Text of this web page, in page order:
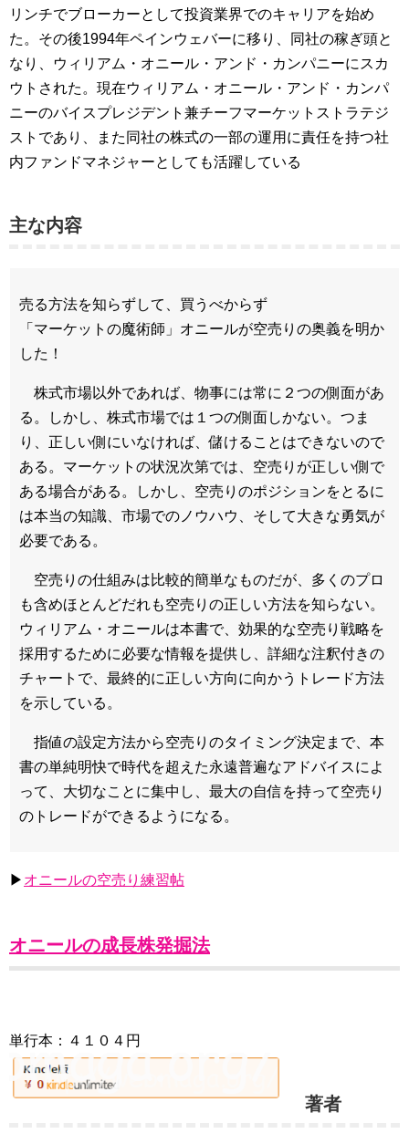
リンチでブローカーとして投資業界でのキャリアを始め
た。その後1994年ペインウェバーに移り、同社の稼ぎ頭と
なり、ウィリアム・オニール・アンド・カンパニーにスカ
ウトされた。現在ウィリアム・オニール・アンド・カンパ
ニーのバイスプレジデント兼チーフマーケットストラテジ
ストであり、また同社の株式の一部の運用に責任を持つ社
内ファンドマネジャーとしても活躍している
主な内容
売る方法を知らずして、買うべからず
「マーケットの魔術師」オニールが空売りの奥義を明か
した！
株式市場以外であれば、物事には常に２つの側面があ
る。しかし、株式市場では１つの側面しかない。つま
り、正しい側にいなければ、儲けることはできないので
ある。マーケットの状況次第では、空売りが正しい側で
ある場合がある。しかし、空売りのポジションをとるに
は本当の知識、市場でのノウハウ、そして大きな勇気が
必要である。
空売りの仕組みは比較的簡単なものだが、多くのプロ
も含めほとんどだれも空売りの正しい方法を知らない。
ウィリアム・オニールは本書で、効果的な空売り戦略を
採用するために必要な情報を提供し、詳細な注釈付きの
チャートで、最終的に正しい方向に向かうトレード方法
を示している。
指値の設定方法から空売りのタイミング決定まで、本
書の単純明快で時代を超えた永遠普遍なアドバイスによ
って、大切なことに集中し、最大の自信を持って空売り
のトレードができるようになる。
▶ オニールの空売り練習帖
オニールの成長株発掘法
単行本：４１０４円
著者